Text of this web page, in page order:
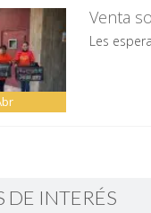
Venta
Les
DE INTERÉS